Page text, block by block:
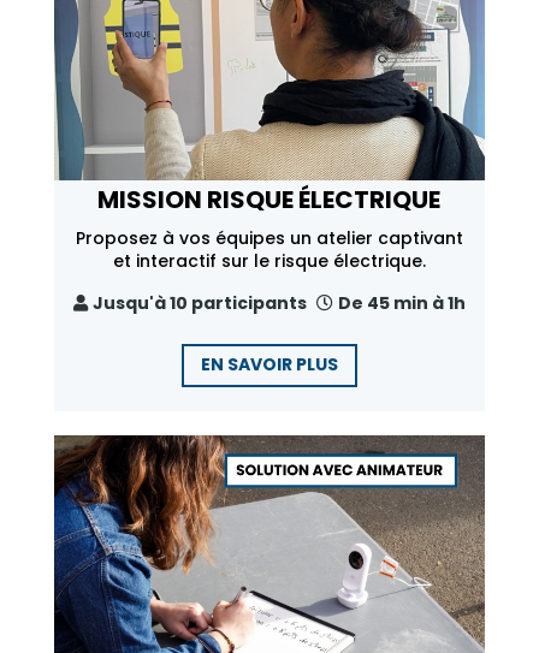
MISSION RISQUE ÉLECTRIQUE
Proposez à vos équipes un atelier captivant
et interactif sur le risque électrique.
Jusqu'à 10 participants
De 45 min à 1h
EN SAVOIR PLUS